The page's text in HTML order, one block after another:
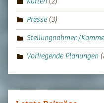
Presse (3)
Stellungnahmen/
Vorliegende Planungen